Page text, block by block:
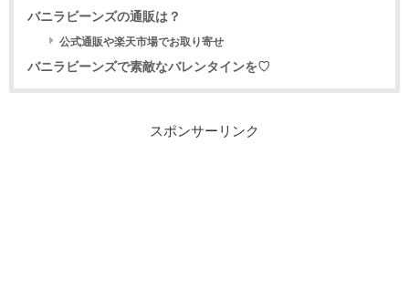
バニラビーンズの通販は？
公式通販や楽天市場でお取り寄せ
バニラビーンズで素敵なバレンタインを♡
スポンサーリンク